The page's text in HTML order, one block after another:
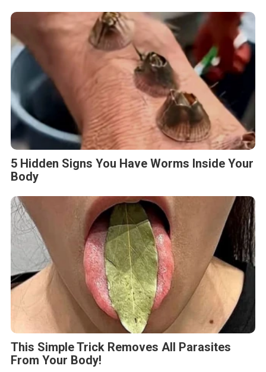
5 Hidden Signs You Have Worms Inside Your
Body
This Simple Trick Removes All Parasites
From Your Body!